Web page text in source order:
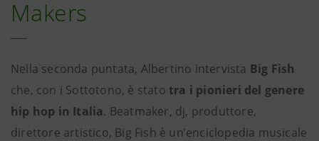
Makers
Nella seconda puntata, Albertino intervista Big Fish
che, con i Sottotono, è stato tra i pionieri del genere
hip hop in Italia. Beatmaker, dj, produttore,
direttore artistico, Big Fish è un’enciclopedia musicale